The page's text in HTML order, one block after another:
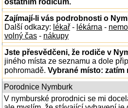
Zajímají-li vás podrobnosti o
Další odkazy: lékař - lékárna -
volný čas - nákupy
Jste přesvědčeni, že rodiče v
jiného místa ze seznamu a dole
pohromadě. Vybrané místo: zatím
Porodnice Nymburk
V nymburské prorodnici se mi